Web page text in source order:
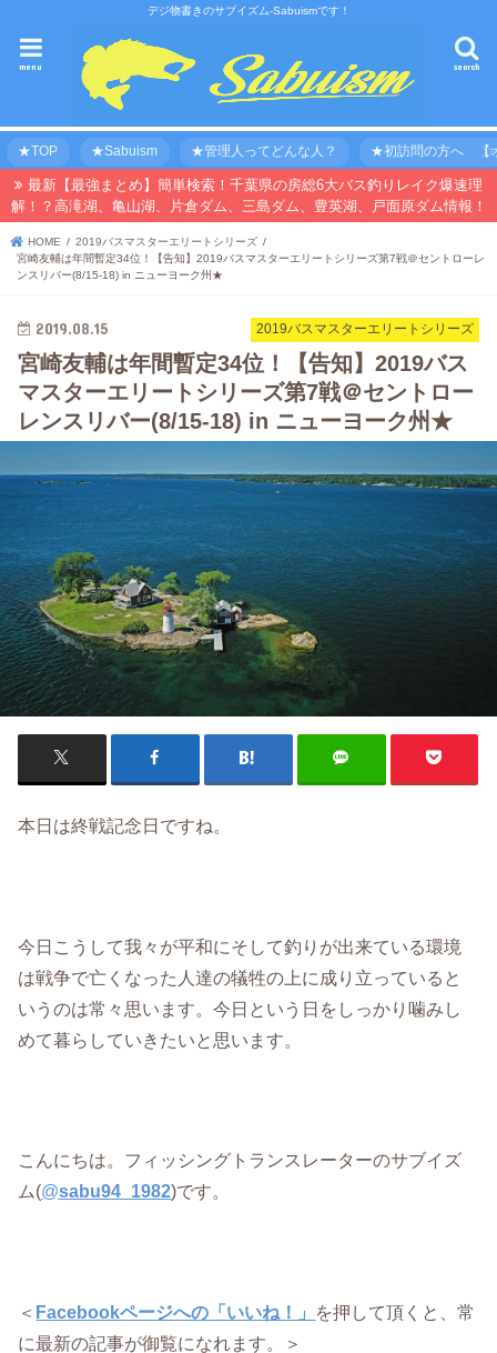
デジ物書きのサブイズム-Sabuismです！
search
menu
★TOP ★Sabuism ★管理人ってどんな人？ ★初訪問の方へ 【
最新【最強まとめ】簡単検索！千葉県の房総6大バス釣りレイク爆速理
解！？高滝湖、亀山湖、片倉ダム、三島ダム、豊英湖、戸面原ダム情報！
HOME
2019バスマスターエリートシリーズ
宮崎友輔は年間暫定34位！【告知】2019バスマスターエリートシリーズ第7戦＠セントローレ
ンスリバー(8/15-18) in ニューヨーク州★
2019バスマスターエリートシリーズ
2019.08.15
宮崎友輔は年間暫定34位！【告知】2019バス
マスターエリートシリーズ第7戦＠セントロー
レンスリバー(8/15-18) in ニューヨーク州★
本日は終戦記念日ですね。
今日こうして我々が平和にそして釣りが出来ている環境
は戦争で亡くなった人達の犠牲の上に成り立っていると
いうのは常々思います。今日という日をしっかり噛みし
めて暮らしていきたいと思います。
こんにちは。フィッシングトランスレーターのサブイズ
ム(@sabu94_1982)です。
＜ Facebookページへの「いいね！」 を押して頂くと、常
に最新の記事が御覧になれます。＞